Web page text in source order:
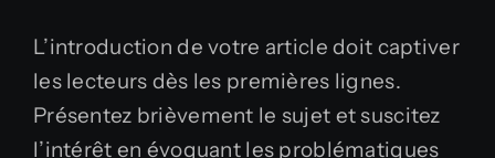
L’introduction de votre article doit captiver
les lecteurs dès les premières lignes.
Présentez brièvement le sujet et suscitez
l’intérêt en évoquant les problématiques